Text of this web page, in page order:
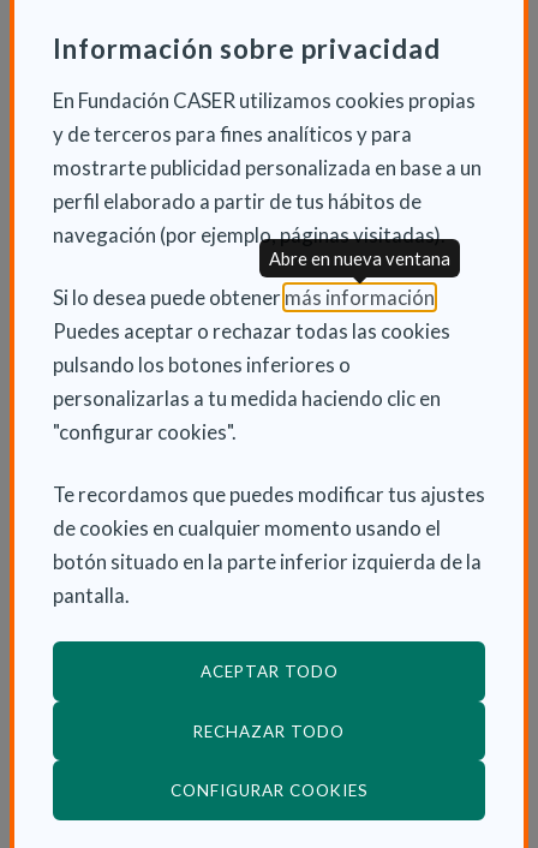
Información sobre privacidad
En Fundación CASER utilizamos cookies propias
y de terceros para fines analíticos y para
mostrarte publicidad personalizada en base a un
perfil elaborado a partir de tus hábitos de
navegación (por ejemplo, páginas visitadas).
Si lo desea puede obtener más información
Puedes aceptar o rechazar todas las cookies
pulsando los botones inferiores o
personalizarlas a tu medida haciendo clic en
"configurar cookies".
Te recordamos que puedes modificar tus ajustes
de cookies en cualquier momento usando el
botón situado en la parte inferior izquierda de la
pantalla.
ACEPTAR TODO
RECHAZAR TODO
CONFIGURAR COOKIES
Abre en nueva ventana
trabajar en el arte de la moderación. El placer de
¿Con qué frecuencia? Tener la mente puesta en que a
partir de enero debo restringir mi dieta, comer cosas
a la plancha, ir al gimnasio, evitar salidas con amigos o
con la familia… nos predispone a excedernos más
porque lo que se vislumbra para enero es sinónimo de
restricción absoluta. La clave es la moderación.
Muchas personas pasan del “todo permitido” a
comenzar en el año nuevo una dieta tremendamente
restrictiva. Además, las enormes expectativas
depositadas en la “dieta” y en la actividad física,
condicionan nuestro fracaso.” Y recomienda pensar
en pequeños pasos desde hoy, no desde comienzo de
año.
INFORMACIÓN ADICIONAL
Lun 2 Enero 2023